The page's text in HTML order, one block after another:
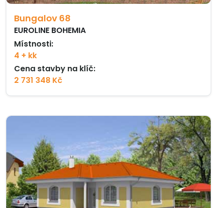
Bungalov 68
EUROLINE BOHEMIA
Místnosti:
4 + kk
Cena stavby na klíč:
2 731 348 Kč